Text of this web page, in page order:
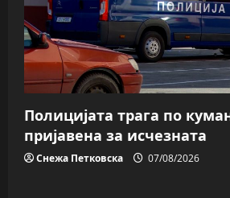
Полицијата трага пo
пријавена за исчезната
Снежа Петковска 07/08/2026